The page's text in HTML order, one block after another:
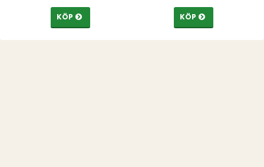
KÖP KÖP